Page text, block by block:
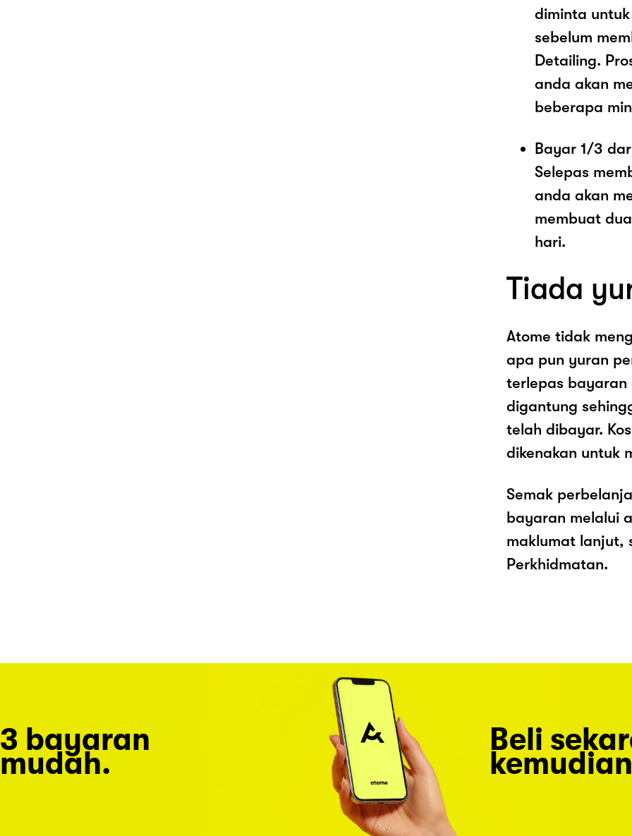
diminta
sebelum
Detailing.
anda akan
beberapa
Bayar 1/3
Selepas
anda akan
membuat
hari.
Tiada
Atome tidak
apa pun yuran
terlepas bayaran
digantung
telah dibayar.
dikenakan untuk
Semak
bayaran melalui
maklumat lanjut,
Perkhidmatan.
3 bayaran
mudah.
Beli